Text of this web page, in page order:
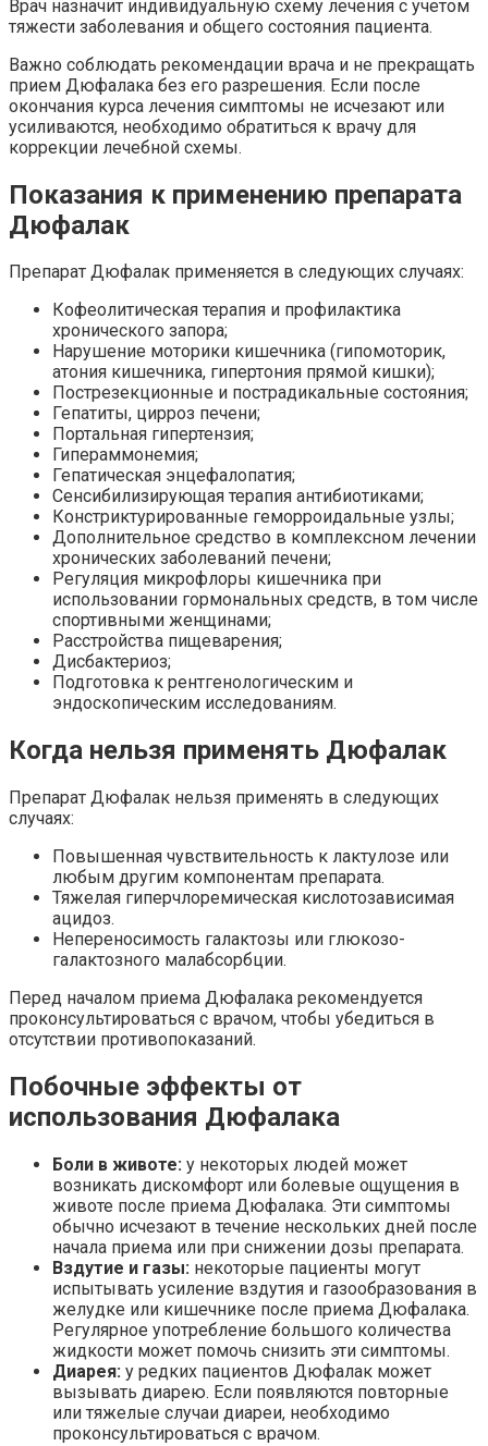
Врач назначит индивидуальную схему лечения с учетом
тяжести заболевания и общего состояния пациента.
Важно соблюдать рекомендации врача и не прекращать
прием Дюфалака без его разрешения. Если после
окончания курса лечения симптомы не исчезают или
усиливаются, необходимо обратиться к врачу для
коррекции лечебной схемы.
Показания к применению препарата
Дюфалак
Препарат Дюфалак применяется в следующих случаях:
Кофеолитическая терапия и профилактика
хронического запора;
Нарушение моторики кишечника (гипомоторик,
атония кишечника, гипертония прямой кишки);
Пострезекционные и пострадикальные состояния;
Гепатиты, цирроз печени;
Портальная гипертензия;
Гипераммонемия;
Гепатическая энцефалопатия;
Сенсибилизирующая терапия антибиотиками;
Констриктурированные геморроидальные узлы;
Дополнительное средство в комплексном лечении
хронических заболеваний печени;
Регуляция микрофлоры кишечника при
использовании гормональных средств, в том числе
спортивными женщинами;
Расстройства пищеварения;
Дисбактериоз;
Подготовка к рентгенологическим и
эндоскопическим исследованиям.
Когда нельзя применять Дюфалак
Препарат Дюфалак нельзя применять в следующих
случаях:
Повышенная чувствительность к лактулозе или
любым другим компонентам препарата.
Тяжелая гиперчлоремическая кислотозависимая
ацидоз.
Непереносимость галактозы или глюкозо-
галактозного малабсорбции.
Перед началом приема Дюфалака рекомендуется
проконсультироваться с врачом, чтобы убедиться в
отсутствии противопоказаний.
Побочные эффекты от
использования Дюфалака
Боли в животе: у некоторых людей может
возникать дискомфорт или болевые ощущения в
животе после приема Дюфалака. Эти симптомы
обычно исчезают в течение нескольких дней после
начала приема или при снижении дозы препарата.
Вздутие и газы: некоторые пациенты могут
испытывать усиление вздутия и газообразования в
желудке или кишечнике после приема Дюфалака.
Регулярное употребление большого количества
жидкости может помочь снизить эти симптомы.
Диарея: у редких пациентов Дюфалак может
вызывать диарею. Если появляются повторные
или тяжелые случаи диареи, необходимо
проконсультироваться с врачом.